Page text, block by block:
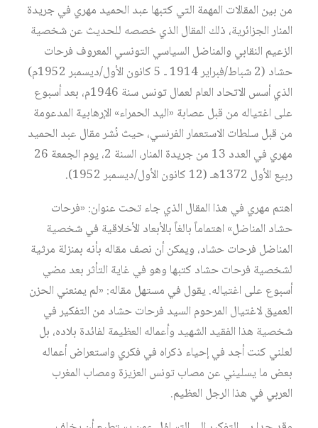
من بين المقالات المهمة التي كتبها عبد الحميد مهري في جريدة
المنار الجزائرية، ذلك المقال الذي خصصه للحديث عن شخصية
الزعيم النقابي والمناضل السياسي التونسي المعروف فرحات
حشاد (2 شباط/فبراير 1914 ـ 5 كانون الأول/ديسمبر 1952م)
الذي أسس الاتحاد العام لعمال تونس سنة 1946م، بعد أسبوع
على اغتياله من قبل عصابة «اليد الحمراء» الإرهابية المدعومة
من قبل سلطات الاستعمار الفرنسي، حيث نُشر مقال عبد الحميد
مهري في العدد 13 من جريدة المنار، السنة 2، يوم الجمعة 26
ربيع الأول 1372هـ (12 كانون الأول/ديسمبر 1952).
اهتم مهري في هذا المقال الذي جاء تحت عنوان: «فرحات
حشاد المناضل» اهتماماً بالغاً بالأبعاد الأخلاقية في شخصية
المناضل فرحات حشاد، ويمكن أن نصف مقاله بأنه بمنزلة مرثية
لشخصية فرحات حشاد كتبها وهو في غاية التأثر بعد مضي
أسبوع على اغتياله. يقول في مستهل مقاله: «لم يمنعني الحزن
العميق لاغتيال المرحوم السيد فرحات حشاد من التفكير في
شخصية هذا الفقيد الشهيد وأعماله العظيمة لفائدة بلاده، بل
لعلني كنت أجد في إحياء ذكراه في فكري واستعراض أعماله
بعض ما يسليني عن مصاب تونس العزيزة ومصاب المغرب
العربي في هذا الرجل العظيم.